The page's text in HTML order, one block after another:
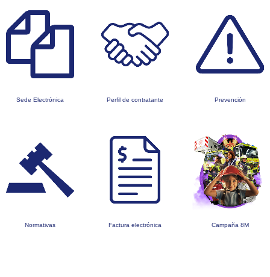
Sede Electrónica Perfil de contratante Prevención
Normativas Factura electrónica Campaña 8M